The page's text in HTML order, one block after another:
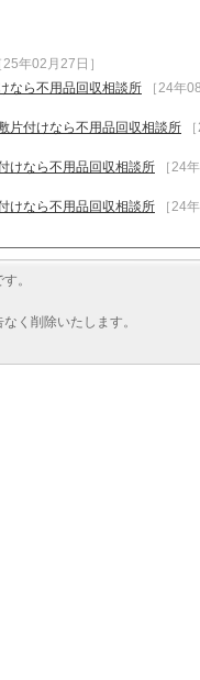
25年02月27日］
なら不用品回収相談所
［24年
片付けなら不用品回収相談所
けなら不用品回収相談所
［24
けなら不用品回収相談所
［24
。
く削除いたします。